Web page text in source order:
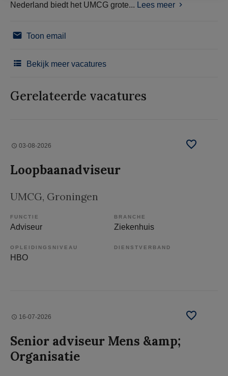
Nederland biedt het UMCG grote... Lees meer
Toon email
Bekijk meer vacatures
Gerelateerde vacatures
03-08-2026
Loopbaanadviseur
UMCG, Groningen
FUNCTIE
Adviseur
BRANCHE
Ziekenhuis
OPLEIDINGSNIVEAU
HBO
DIENSTVERBAND
16-07-2026
Senior adviseur Mens &amp;
Organisatie